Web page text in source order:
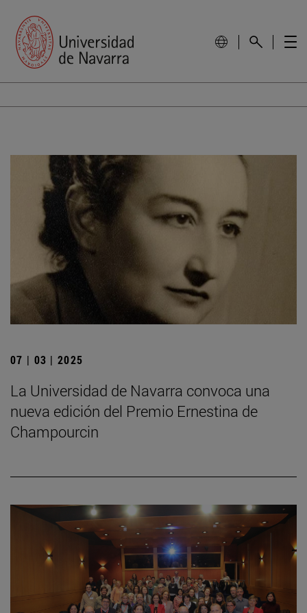
07 | 03 | 2025
La Universidad de Navarra convoca una
nueva edición del Premio Ernestina de
Champourcin